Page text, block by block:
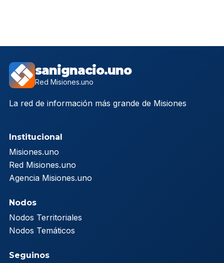
sanignacio.uno
Red Misiones.uno
La red de información más grande de Misiones
Institucional
Misiones.uno
Red Misiones.uno
Agencia Misiones.uno
Nodos
Nodos Territoriales
Nodos Temáticos
Seguinos